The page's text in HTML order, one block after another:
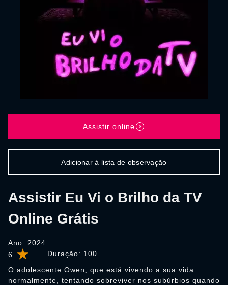
6 Duração: 100
Assistir Eu Vi o Brilho da TV
Online Grátis
Ano: 2024
O adolescente Owen, que está vivendo a sua vida
normalmente, tentando sobreviver nos subúrbios quando
Assistir online
Adicionar à lista de observação